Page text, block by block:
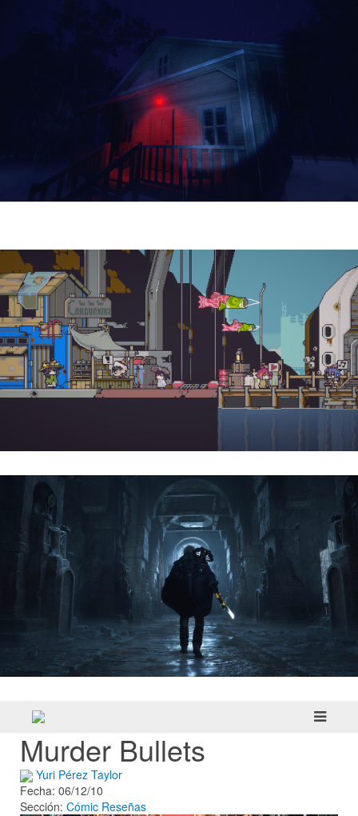
Murder Bullets
Yuri Pérez Taylor
Fecha: 06/12/10
Sección: Cómic Reseñas